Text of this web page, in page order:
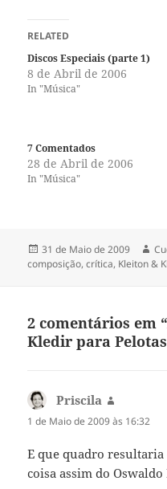
RELATED
Discos Especiais (parte 1)
8 de Abril de 2006
In "Música"
7 Comentados
28 de Abril de 2006
In "Música"
Publicado
a
31 de Maio de 2009
composição,crítica, Kleiton &
2 comentários em
Kledir para
Priscila
1 de Maio de 2009 às 16:32
E que quadro resultaria
coisa assim do